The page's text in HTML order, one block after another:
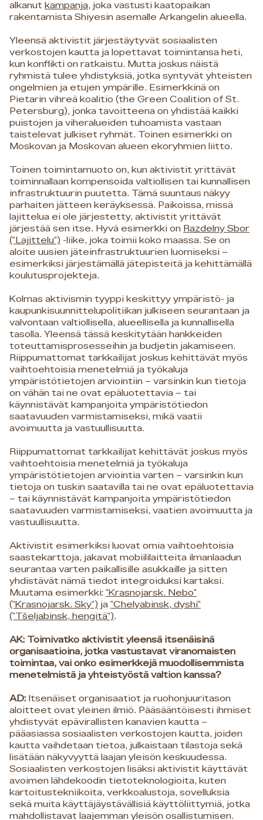
alkanut kampanja, joka vastusti kaatopaikan
rakentamista Shiyesin asemalle Arkangelin alueella.
Yleensä aktivistit järjestäytyvät sosiaalisten
verkostojen kautta ja lopettavat toimintansa heti,
kun konflikti on ratkaistu. Mutta joskus näistä
ryhmistä tulee yhdistyksiä, jotka syntyvät yhteisten
ongelmien ja etujen ympärille. Esimerkkinä on
Pietarin vihreä koalitio (the Green Coalition of St.
Petersburg), jonka tavoitteena on yhdistää kaikki
puistojen ja viheralueiden tuhoamista vastaan
taistelevat julkiset ryhmät. Toinen esimerkki on
Moskovan ja Moskovan alueen ekoryhmien liitto.
Toinen toimintamuoto on, kun aktivistit yrittävät
toiminnallaan kompensoida valtiollisen tai kunnallisen
infrastruktuurin puutetta. Tämä suuntaus näkyy
parhaiten jätteen keräyksessä. Paikoissa, missä
lajittelua ei ole järjestetty, aktivistit yrittävät
järjestää sen itse. Hyvä esimerkki on Razdelny Sbor
("Lajittelu") -liike, joka toimii koko maassa. Se on
aloite uusien jäteinfrastruktuurien luomiseksi –
esimerkiksi järjestämällä jätepisteitä ja kehittämällä
koulutusprojekteja.
Kolmas aktivismin tyyppi keskittyy ympäristö- ja
kaupunkisuunnittelupolitiikan julkiseen seurantaan ja
valvontaan valtiollisella, alueellisella ja kunnallisella
tasolla. Yleensä tässä keskitytään hankkeiden
toteuttamisprosesseihin ja budjetin jakamiseen.
Riippumattomat tarkkailijat joskus kehittävät myös
vaihtoehtoisia menetelmiä ja työkaluja
ympäristötietojen arviointiin – varsinkin kun tietoja
on vähän tai ne ovat epäluotettavia – tai
käynnistävät kampanjoita ympäristötiedon
saatavuuden varmistamiseksi, mikä vaatii
avoimuutta ja vastuullisuutta.
Riippumattomat tarkkailijat kehittävät joskus myös
vaihtoehtoisia menetelmiä ja työkaluja
ympäristötietojen arviointia varten – varsinkin kun
tietoja on tuskin saatavilla tai ne ovat epäluotettavia
– tai käynnistävät kampanjoita ympäristötiedon
saatavuuden varmistamiseksi, vaatien avoimuutta ja
vastuullisuutta.
Aktivistit esimerkiksi luovat omia vaihtoehtoisia
saastekarttoja, jakavat mobiililaitteita ilmanlaadun
seurantaa varten paikallisille asukkaille ja sitten
yhdistävät nämä tiedot integroiduksi kartaksi.
Muutama esimerkki: "Krasnojarsk. Nebo"
("Krasnojarsk. Sky") ja "Chelyabinsk, dyshi"
("Tšeljabinsk, hengitä").
AK: Toimivatko aktivistit yleensä itsenäisinä
organisaatioina, jotka vastustavat viranomaisten
toimintaa, vai onko esimerkkejä muodollisemmista
menetelmistä ja yhteistyöstä valtion kanssa?
AD: Itsenäiset organisaatiot ja ruohonjuuritason
aloitteet ovat yleinen ilmiö. Pääsääntöisesti ihmiset
yhdistyvät epävirallisten kanavien kautta –
pääasiassa sosiaalisten verkostojen kautta, joiden
kautta vaihdetaan tietoa, julkaistaan ​​tilastoja sekä
lisätään näkyvyyttä laajan yleisön keskuudessa.
Sosiaalisten verkostojen lisäksi aktivistit käyttävät
avoimen lähdekoodin tietoteknologioita, kuten
kartoitustekniikoita, verkkoalustoja, sovelluksia
sekä muita käyttäjäystävällisiä käyttöliittymiä, jotka
mahdollistavat laajemman yleisön osallistumisen.